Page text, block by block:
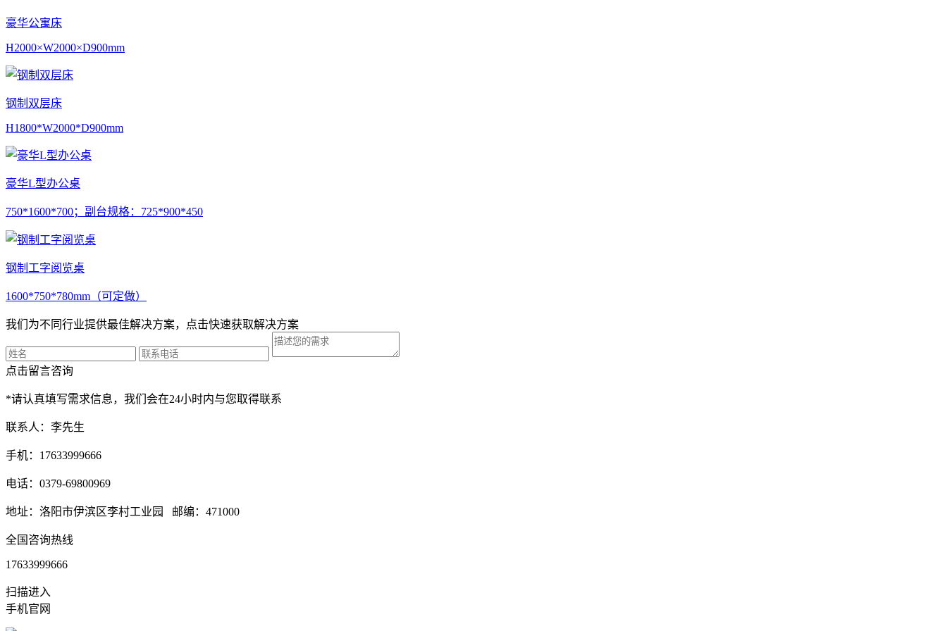
豪华公寓床
H2000×W2000×D900mm
钢制双层床
H1800*W2000*D900mm
豪华L型办公桌
750*1600*700；副台规格：725*900*450
钢制工字阅览桌
1600*750*780mm（可定做）
我们为不同行业提供最佳解决方案，点击快速获取解决方案
点击留言咨询
*请认真填写需求信息，我们会在24小时内与您取得联系
联系人：李先生
手机：17633999666
电话：0379-69800969
地址：洛阳市伊滨区李村工业园 邮编：471000
全国咨询热线
17633999666
扫描进入
手机官网